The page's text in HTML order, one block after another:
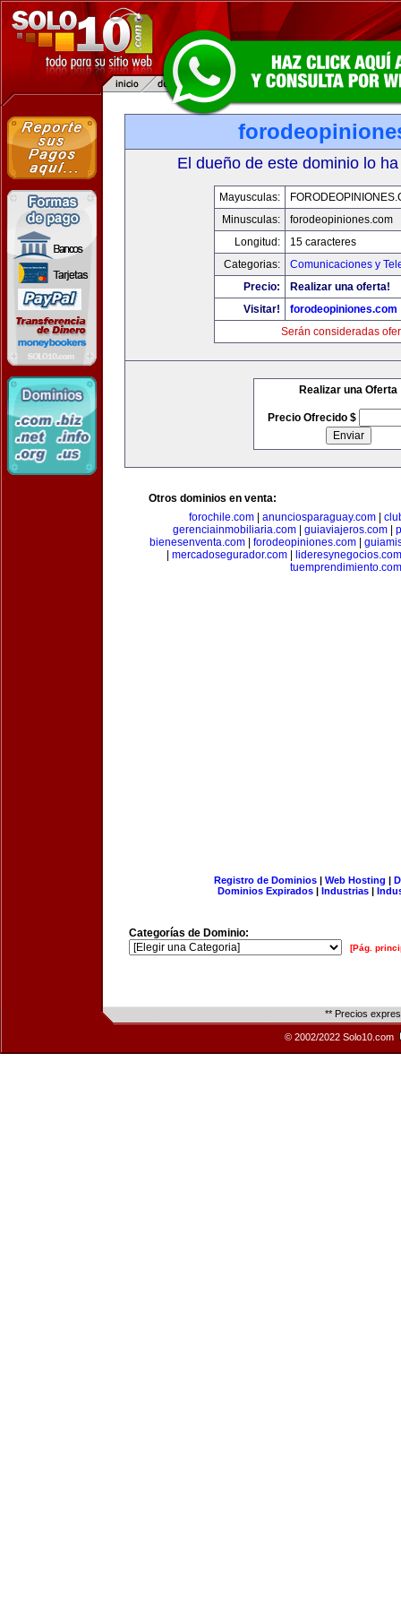
El dueño de este dominio lo
Mayusculas:
Minusculas:
forodeopiniones.com
Longitud:
15 caracteres
Categorias:
Comunicaciones y
Precio:
Realizar una oferta!
Visitar!
forodeopiniones.com
Serán consideradas
Realizar una Oferta
Precio Ofrecido $
Otros dominios en venta:
forochile.com| anunciosparaguay.com|
gerenciainmobiliaria.com
guiaviajeros.com
bienesenventa.com
forodeopiniones.com
mercadosegurador.com
lideresynegocios.com
tuemprendimiento.com
Registro de Dominios| Web Hosting |
Dominios Expirados | Industrias |
Categorías de Dominio:
[Pág.
** Precios
© 2002/2022 Solo10.com